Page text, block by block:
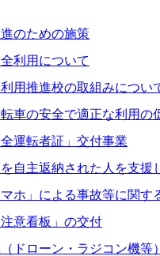
のための施策
利用について
用推進校の取組みについ
転車の安全で適正な利用
全運転者証」交付事業
自主返納された人を支援
マホ」による事故等に関す
注意看板」の交付
ドローン・ラジコン機等